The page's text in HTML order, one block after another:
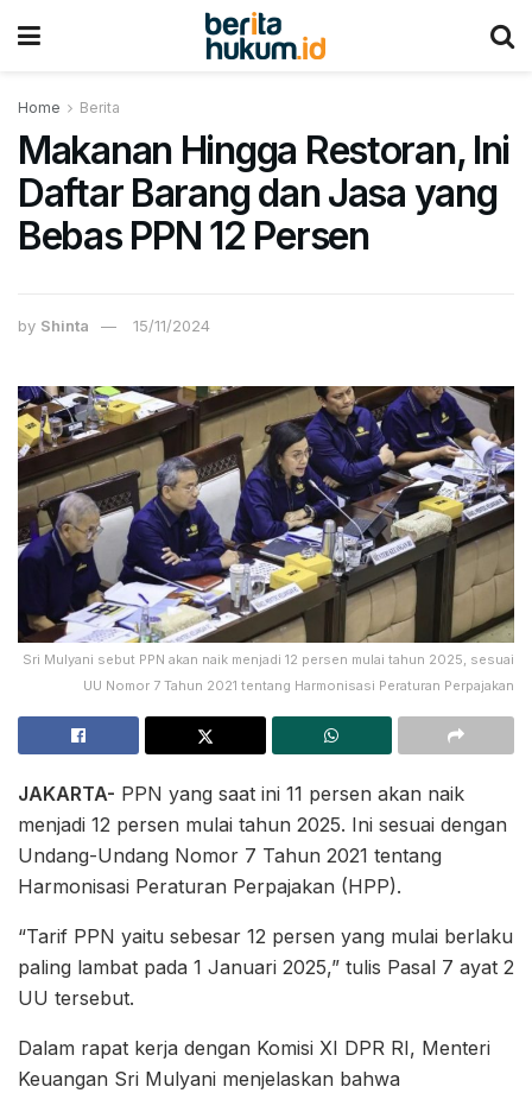
Home Berita
Makanan Hingga Restoran, Ini
Daftar Barang dan Jasa yang
Bebas PPN 12 Persen
by Shinta 15/11/2024
Sri Mulyani sebut PPN akan naik menjadi 12 persen mulai tahun 2025, sesuai
UU Nomor 7 Tahun 2021 tentang Harmonisasi Peraturan Perpajakan
JAKARTA- PPN yang saat ini 11 persen akan naik
menjadi 12 persen mulai tahun 2025. Ini sesuai dengan
Undang-Undang Nomor 7 Tahun 2021 tentang
Harmonisasi Peraturan Perpajakan (HPP).
“Tarif PPN yaitu sebesar 12 persen yang mulai berlaku
paling lambat pada 1 Januari 2025,” tulis Pasal 7 ayat 2
UU tersebut.
Dalam rapat kerja dengan Komisi XI DPR RI, Menteri
Keuangan Sri Mulyani menjelaskan bahwa